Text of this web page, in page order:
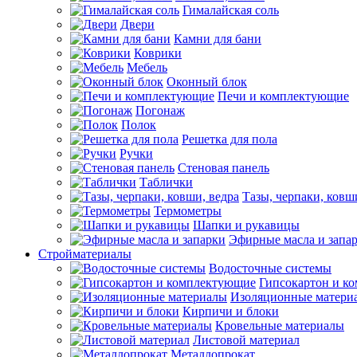
Гималайская соль
Двери
Камни для бани
Коврики
Мебель
Оконный блок
Печи и комплектующие
Погонаж
Полок
Решетка для пола
Ручки
Стеновая панель
Таблички
Тазы, черпаки,
Термометры
Шапки и рукавицы
Эфирные масла и
Стройматериалы
Водосточные системы
Гипсокартон и
Изоляционные
Кирпичи и блоки
Кровельные материалы
Листовой материал
Металлопрокат